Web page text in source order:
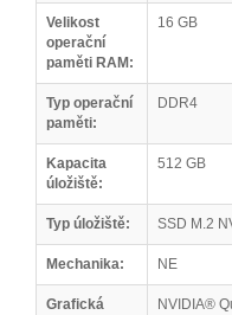
Velikost
operační
paměti RAM:
16 GB
Typ operační
paměti:
DDR4
Kapacita
úložiště:
512 GB
Typ úložiště: SSD M.2
Mechanika: NE
Grafická
NVIDIA®